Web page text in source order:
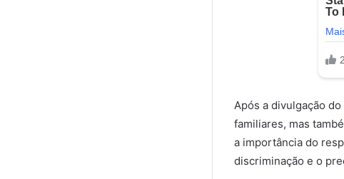
Após a divulgação
familiares, mas
a importância do
discriminação e o